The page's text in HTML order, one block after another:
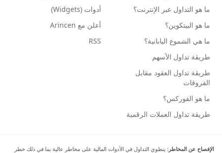
ما هو التداول عبر الإنترنت؟
ما هو البيتكوين؟
ما هي الشموع اليابانية؟
طريقة تداول الأسهم
طريقة تداول العقود مقابل
الفروقات
ما هو الفوركس؟
طريقة تداول العملات الرقمية
أدوات (Widgets)
أعلن مع Arincen
RSS
الإفصاح عن المخاطر: ينطوي التداول في الأدوات المالية على مخاطر عالية بما في ذلك خطر